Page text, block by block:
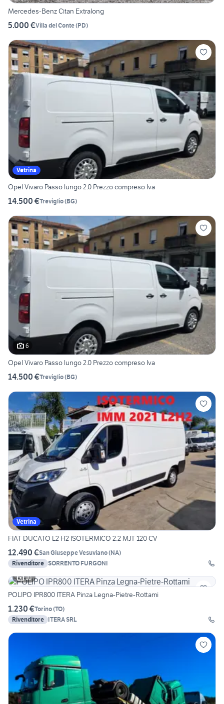
Mercedes-Benz Citan Extralong
5.000 €Villa del Conte(PD)
Vetrina
Opel Vivaro Passo lungo 2.0 Prezzo compreso Iva
14.500 €Treviglio(BG)
6
Opel Vivaro Passo lungo 2.0 Prezzo compreso Iva
14.500 €Treviglio(BG)
Vetrina
FIAT DUCATO L2 H2 ISOTERMICO 2.2 MJT 120 CV
12.490 €San Giuseppe Vesuviano(NA)
Rivenditore SORRENTO FURGONI
10
POLIPO IPR800 ITERA Pinza Legna-Pietre-Rottami
1.230 €Torino(TO)
Rivenditore ITERA SRL